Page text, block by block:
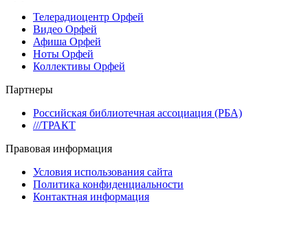
Телерадиоцентр Орфей
Видео Орфей
Афиша Орфей
Ноты Орфей
Коллективы Орфей
Партнеры
Российская библиотечная ассоциация (РБА)
///ТРАКТ
Правовая информация
Условия использования сайта
Политика конфиденциальности
Контактная информация